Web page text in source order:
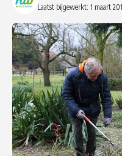
Laatst bijgewerkt: 1 maart